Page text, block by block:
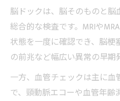
脳ドックは、脳そのものと
総合的な検査です。MRIや
状態を一度に確認でき、脳
の前兆など幅広い異常の早期
一方、血管チェックは主に
で、頸動脈エコーや血管年齢